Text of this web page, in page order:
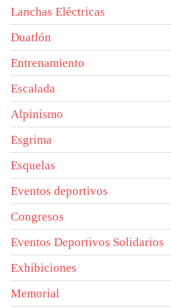
Lanchas Eléctricas
Duatlón
Entrenamiento
Escalada
Alpinismo
Esgrima
Esquelas
Eventos deportivos
Congresos
Eventos Deportivos Solidarios
Exhibiciones
Memorial